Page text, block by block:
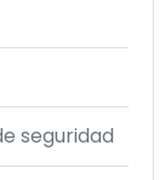
seguridad